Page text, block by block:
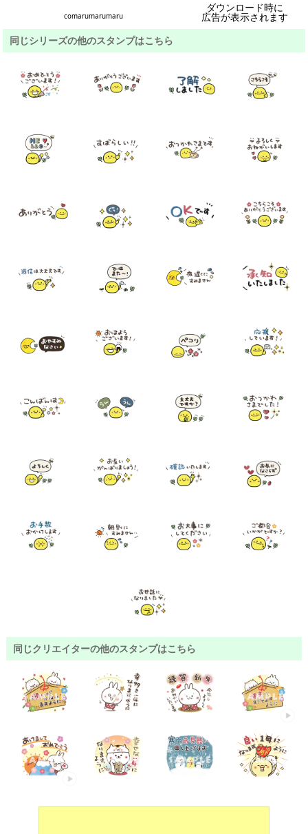
comarumarumaru
ダウンロード時に
広告が表示されます
同じシリーズの他のスタンプはこちら
同じクリエイターの他のスタンプはこちら